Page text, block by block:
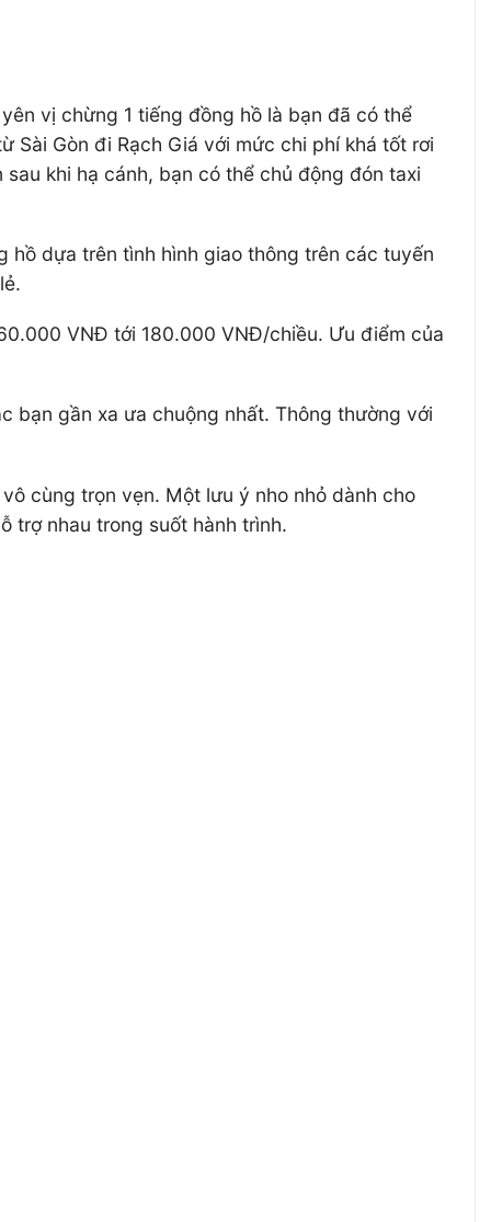
vị chừng 1 tiếng đồng hồ là bạn đã có thể
Sài Gòn đi Rạch Giá với mức chi phí khá tốt rơi
khi hạ cánh, bạn có thể chủ động đón taxi
dựa trên tình hình giao thông trên các tuyến
VNĐ tới 180.000 VNĐ/chiều. Ưu điểm của
bạn gần xa ưa chuộng nhất. Thông thường với
cùng trọn vẹn. Một lưu ý nho nhỏ dành cho
trợ nhau trong suốt hành trình.